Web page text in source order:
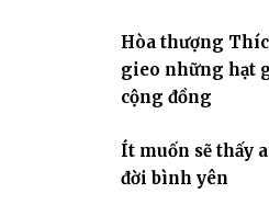
Hòa thượng
gieo những hạt
cộng đồng
Ít muốn sẽ thấy
đời bình yên